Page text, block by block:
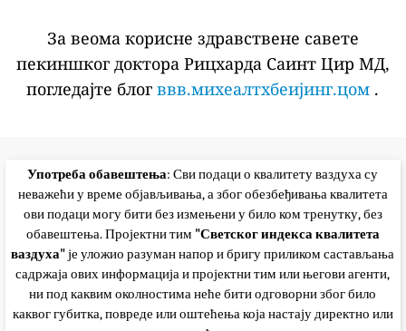
За веома корисне здравствене савете
пекиншког доктора Рицхарда Саинт Цир МД,
погледајте блогввв.михеалтхбеијинг.цом .
Употреба обавештења: Сви подаци о квалитету ваздуха су
неважећи у време објављивања, а због обезбеђивања квалитета
ови подаци могу бити без измењени у било ком тренутку, без
обавештења. Пројектни тим "Светског индекса квалитета
ваздуха"је уложио разуман напор и бригу приликом састављања
садржаја ових информација и пројектни тим или његови агенти,
ни под каквим околностима неће бити одговорни због било
каквог губитка, повреде или оштећења која настају директно или